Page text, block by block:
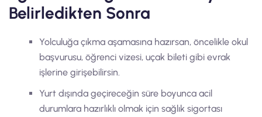
Belirledikten Sonra
Yolculuğa çıkma aşamasına hazırsan, öncelikle okul
başvurusu, öğrenci vizesi, uçak bileti gibi evrak
işlerine girişebilirsin.
Yurt dışında geçireceğin süre boyunca acil
durumlara hazırlıklı olmak için sağlık sigortası